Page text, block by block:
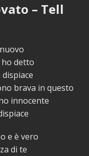
– Tell
detto
dispiace
brava in questo
innocente
e è vero
di te